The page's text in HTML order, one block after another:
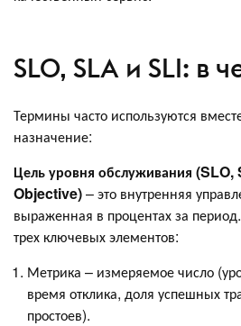
SLO, SLA и SLI: в
Термины часто используются
назначение:
Цель уровня обслуживания
Objective)– это внутренняя
выраженная в процентах за
трех ключевых элементов:
Метрика – измеряемое число
время отклика, доля успешных
простоев).